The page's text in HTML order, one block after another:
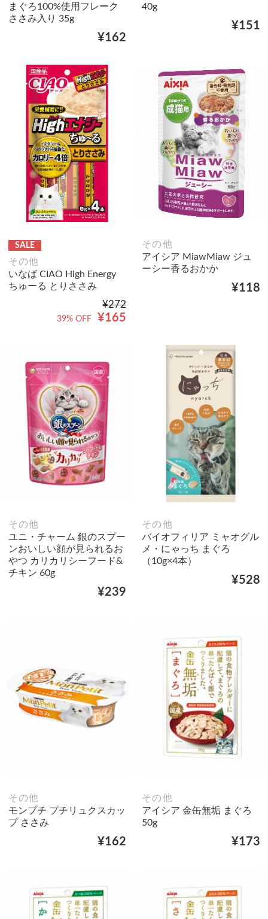
まぐろ100%使用フレーク
ささみ入り 35g
¥162
40g
¥151
SALE
その他
いなば CIAO High Energy
ちゅーる とりささみ
¥272
¥165
39% OFF
その他
アイシア MiawMiaw ジュ
ーシー香るおかか
¥118
その他
ユニ・チャーム 銀のスプー
ンおいしい顔が見られるお
やつ カリカリシーフード&
チキン 60g
¥239
その他
バイオフィリア ミャオグル
メ・にゃっち まぐろ
（10g×4本）
¥528
その他
モンプチ プチリュクスカッ
プ ささみ
¥162
その他
アイシア 金缶無垢 まぐろ
50g
¥173